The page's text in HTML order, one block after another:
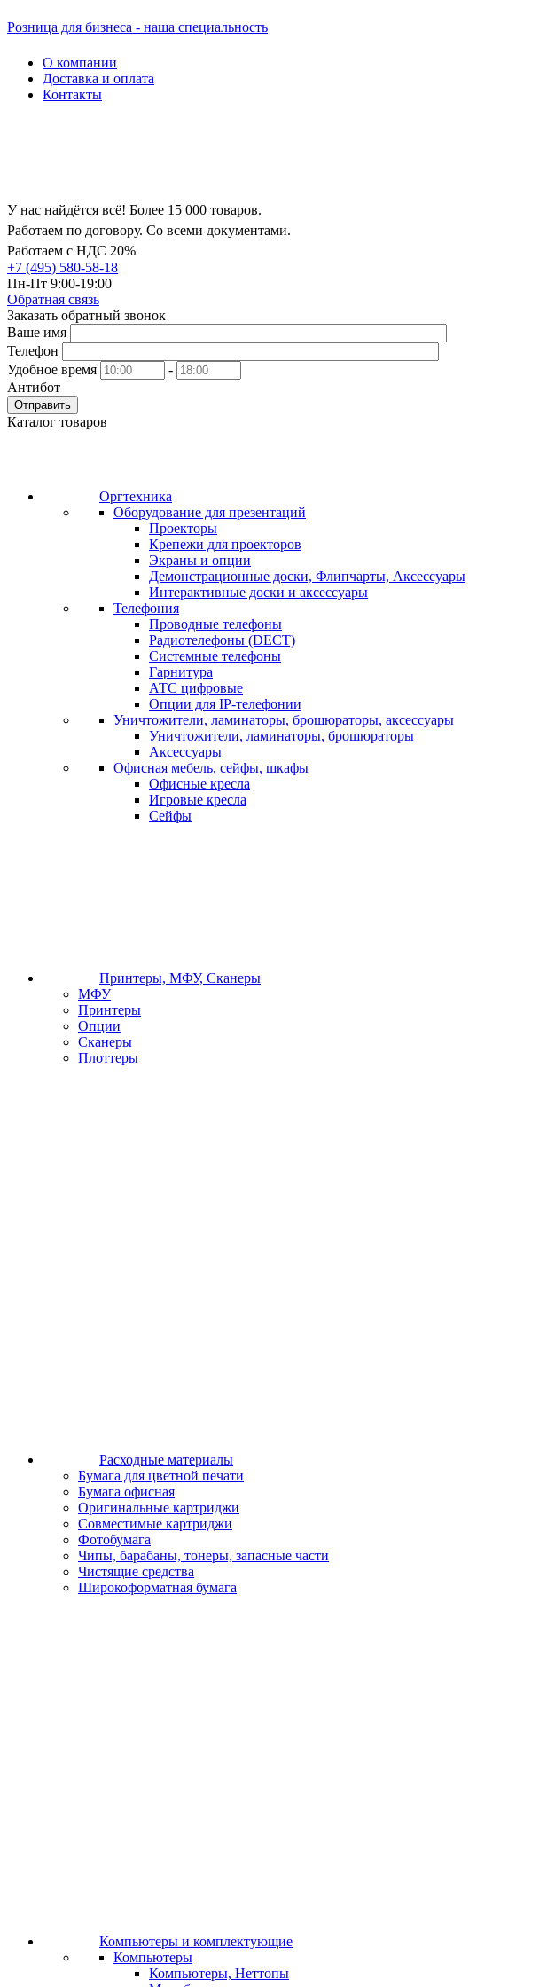
Розница для бизнеса - наша специальность
О компании
Доставка и оплата
Контакты
У нас найдётся всё! Более 15 000 товаров.
Работаем по договору. Со всеми документами.
Работаем с НДС 20%
+7 (495) 580-58-18
Пн-Пт 9:00-19:00
Обратная связь
Заказать обратный звонок
Ваше имя
Телефон
Удобное время
-
Антибот
Отправить
Каталог товаров
Оргтехника
Оборудование для презентаций
Проекторы
Крепежи для проекторов
Экраны и опции
Демонстрационные доски, Флипчарты, Аксессуары
Интерактивные доски и аксессуары
Телефония
Проводные телефоны
Радиотелефоны (DECT)
Системные телефоны
Гарнитура
АТС цифровые
Опции для IP-телефонии
Уничтожители, ламинаторы, брошюраторы, аксессуары
Уничтожители, ламинаторы, брошюраторы
Аксессуары
Офисная мебель, сейфы, шкафы
Офисные кресла
Игровые кресла
Сейфы
Принтеры, МФУ, Сканеры
МФУ
Принтеры
Опции
Сканеры
Плоттеры
Расходные материалы
Бумага для цветной печати
Бумага офисная
Оригинальные картриджи
Совместимые картриджи
Фотобумага
Чипы, барабаны, тонеры, запасные части
Чистящие средства
Широкоформатная бумага
Компьютеры и комплектующие
Компьютеры
Компьютеры, Неттопы